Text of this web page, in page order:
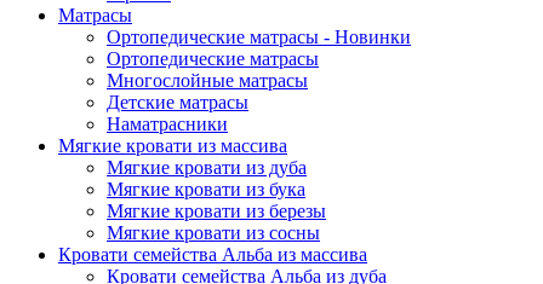
Матрасы
Ортопедические матрасы - Новинки
Ортопедические матрасы
Многослойные матрасы
Детские матрасы
Наматрасники
Мягкие кровати из массива
Мягкие кровати из дуба
Мягкие кровати из бука
Мягкие кровати из березы
Мягкие кровати из сосны
Кровати семейства Альба из массива
Кровати семейства Альба из дуба